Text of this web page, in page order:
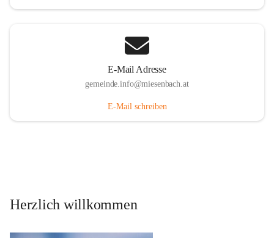
E-Mail Adresse
gemeinde.info@miesenbach.at
E-Mail schreiben
Herzlich willkommen